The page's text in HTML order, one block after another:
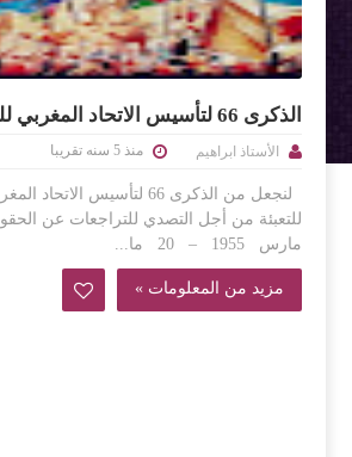
الذكرى 66 لتأسيس الاتحاد المغربي للشغل
الأستاذ ابراهيم منذ 5 سنه تقريبا
لنجعل من الذكرى 66 لتأسيس
مارس 1955 – 20 ما...
مزيد من المعلومات »